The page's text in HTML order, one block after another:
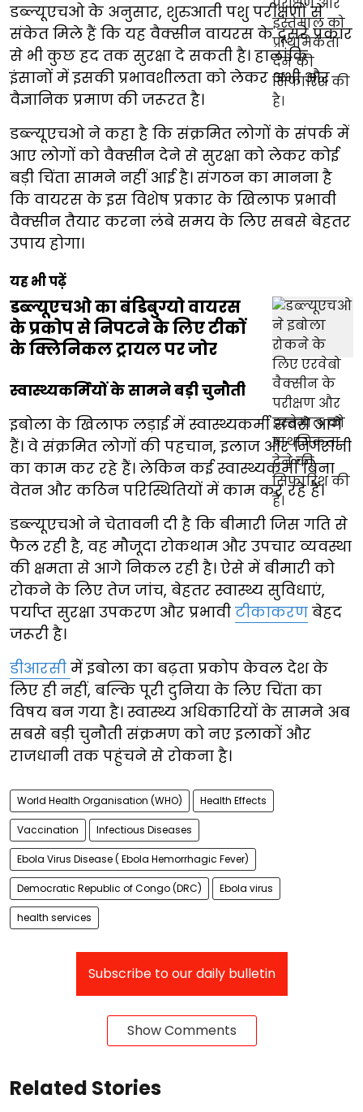
डब्ल्यूएचओ के अनुसार, शुरुआती पशु परीक्षणों से
संकेत मिले हैं कि यह वैक्सीन वायरस के दूसरे प्रकार
से भी कुछ हद तक सुरक्षा दे सकती है। हालांकि
इंसानों में इसकी प्रभावशीलता को लेकर अभी और
वैज्ञानिक प्रमाण की जरूरत है।
डब्ल्यूएचओ ने कहा है कि संक्रमित लोगों के संपर्क में
आए लोगों को वैक्सीन देने से सुरक्षा को लेकर कोई
बड़ी चिंता सामने नहीं आई है। संगठन का मानना है
कि वायरस के इस विशेष प्रकार के खिलाफ प्रभावी
वैक्सीन तैयार करना लंबे समय के लिए सबसे बेहतर
उपाय होगा।
यह भी पढ़ें
डब्ल्यूएचओ का बंडिबुग्यो वायरस
के प्रकोप से निपटने के लिए टीकों
के क्लिनिकल ट्रायल पर जोर
स्वास्थ्यकर्मियों के सामने बड़ी चुनौती
इबोला के खिलाफ लड़ाई में स्वास्थ्यकर्मी सबसे आगे
हैं। वे संक्रमित लोगों की पहचान, इलाज और निगरानी
का काम कर रहे हैं। लेकिन कई स्वास्थ्यकर्मी बिना
वेतन और कठिन परिस्थितियों में काम कर रहे हैं।
डब्ल्यूएचओ ने चेतावनी दी है कि बीमारी जिस गति से
फैल रही है, वह मौजूदा रोकथाम और उपचार व्यवस्था
की क्षमता से आगे निकल रही है। ऐसे में बीमारी को
रोकने के लिए तेज जांच, बेहतर स्वास्थ्य सुविधाएं,
पर्याप्त सुरक्षा उपकरण और प्रभावी टीकाकरण बेहद
जरूरी है।
डीआरसी में इबोला का बढ़ता प्रकोप केवल देश के
लिए ही नहीं, बल्कि पूरी दुनिया के लिए चिंता का
विषय बन गया है। स्वास्थ्य अधिकारियों के सामने अब
सबसे बड़ी चुनौती संक्रमण को नए इलाकों और
राजधानी तक पहुंचने से रोकना है।
World Health Organisation (WHO) Health Effects
Vaccination Infectious Diseases
Ebola Virus Disease ( Ebola Hemorrhagic Fever)
Democratic Republic of Congo (DRC) Ebola virus
health services
Subscribe to our daily bulletin
Show Comments
Related Stories